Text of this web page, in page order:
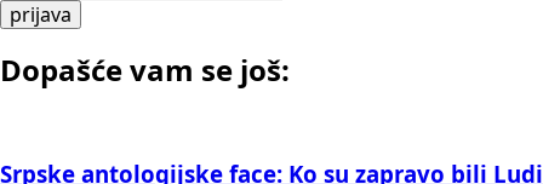
prijava
Dopašće vam se još:
Srpske antologijske face: Ko su zapravo bili Ludi